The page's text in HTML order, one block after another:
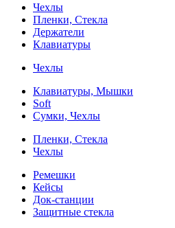
Чехлы
Пленки, Стекла
Держатели
Клавиатуры
Чехлы
Клавиатуры, Мышки
Soft
Сумки, Чехлы
Пленки, Стекла
Чехлы
Ремешки
Кейсы
Док-станции
Защитные стекла